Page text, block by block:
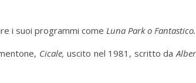
i suoi programmi come Luna Park o Fantastico.
Cicale, uscito nel 1981, scritto da